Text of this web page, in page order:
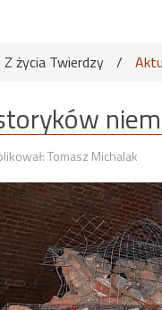
Z życia Twierdzy /
Tomasz Michalak